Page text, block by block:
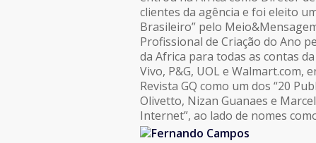
clientes da agência e foi eleito
Brasileiro” pelo
Profissional de Criação do Ano
da Africa para todas as contas
Vivo, P&G, UOL e Walmart.com,
Revista GQ como um dos “20
Olivetto, Nizan Guanaes e
Internet”, ao lado de nomes